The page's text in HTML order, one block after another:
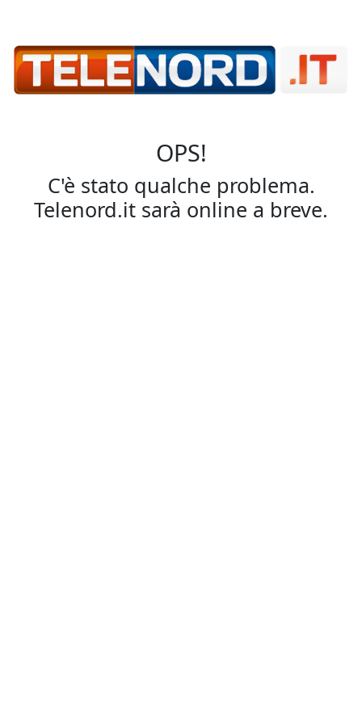
OPS!
C'è stato qualche problema.
Telenord.it sarà online a breve.